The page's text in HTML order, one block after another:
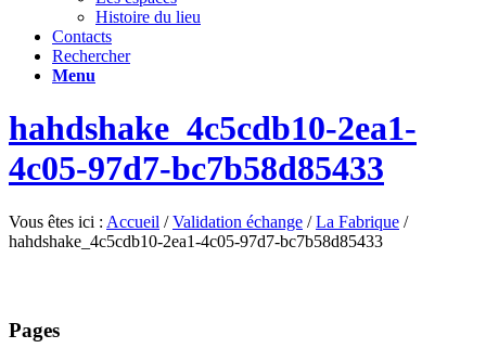
Histoire du lieu
Contacts
Rechercher
Menu
hahdshake_4c5cdb10-2ea1-
4c05-97d7-bc7b58d85433
Vous êtes ici : Accueil / Validation échange / La Fabrique /
hahdshake_4c5cdb10-2ea1-4c05-97d7-bc7b58d85433
Pages